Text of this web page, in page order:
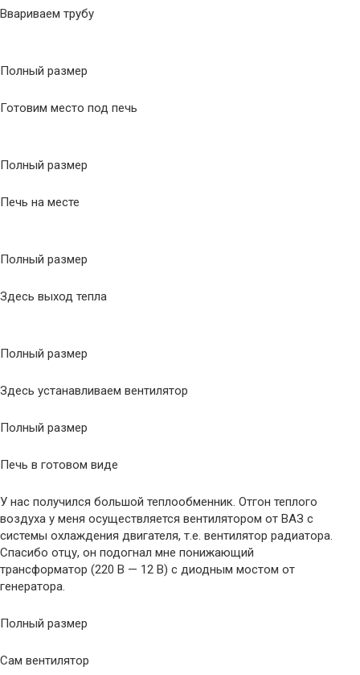
Ввариваем трубу
Полный размер
Готовим место под печь
Полный размер
Печь на месте
Полный размер
Здесь выход тепла
Полный размер
Здесь устанавливаем вентилятор
Полный размер
Печь в готовом виде
У нас получился большой теплообменник. Отгон теплого
воздуха у меня осуществляется вентилятором от ВАЗ с
системы охлаждения двигателя, т.е. вентилятор радиатора.
Спасибо отцу, он подогнал мне понижающий
трансформатор (220 В — 12 В) с диодным мостом от
генератора.
Полный размер
Сам вентилятор